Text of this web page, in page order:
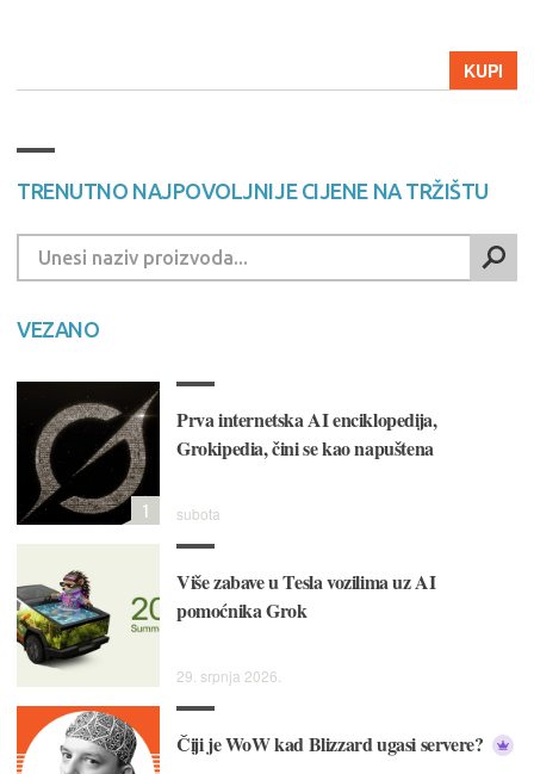
KUPI
TRENUTNO NAJPOVOLJNIJE CIJENE NA TRŽIŠTU
VEZANO
Prva internetska AI enciklopedija,
Grokipedia, čini se kao napuštena
subota
1
Više zabave u Tesla vozilima uz AI
pomoćnika Grok
29. srpnja 2026.
Čiji je WoW kad Blizzard ugasi servere?